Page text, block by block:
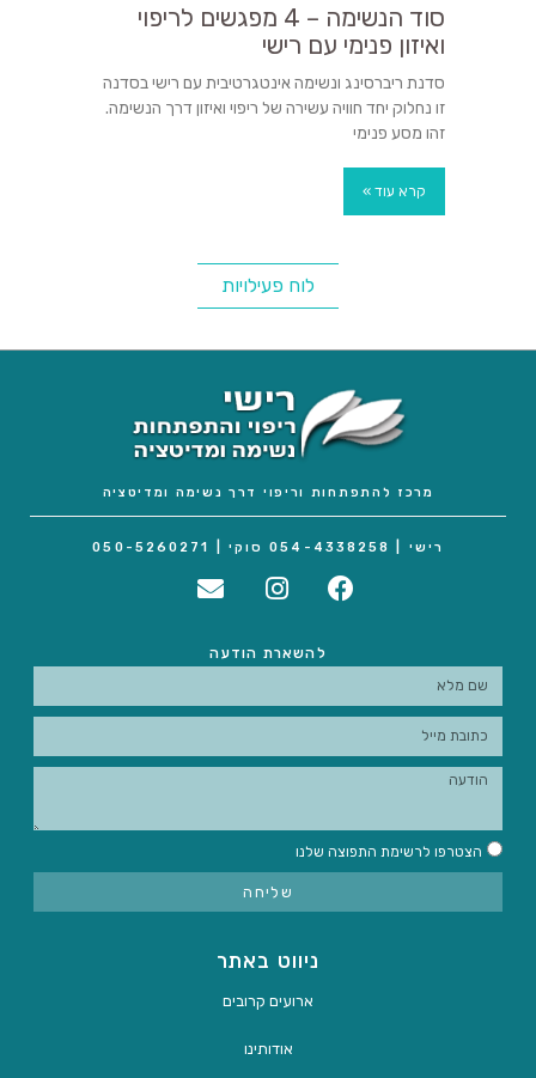
סוד הנשימה – 4 מפגשים לריפוי
ואיזון פנימי עם רישי
סדנת ריברסינג ונשימה אינטגרטיבית עם רישי בסדנה
זו נחלוק יחד חוויה עשירה של ריפוי ואיזון דרך הנשימה.
זהו מסע פנימי
קרא עוד »
לוח פעילויות
מרכז להתפתחות וריפוי דרך נשימה ומדיטציה
רישי | 054-4338258 סוקי | 050-5260271
להשארת הודעה
הצטרפו לרשימת התפוצה שלנו
שליחה
ניווט באתר
ארועים קרובים
אודותינו